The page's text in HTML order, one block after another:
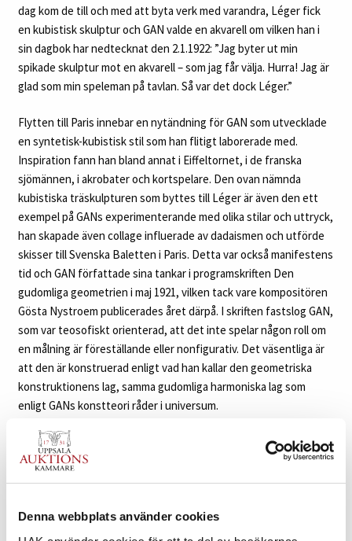
Denna webbplats använder cookies
dag kom de till och med att byta verk med varandra, Léger fick
en kubistisk skulptur och GAN valde en akvarell om vilken han i
sin dagbok har nedtecknat den 2.1.1922: ”Jag byter ut min
spikade skulptur mot en akvarell – som jag får välja. Hurra! Jag är
glad som min speleman på tavlan. Så var det dock Léger.”
Flytten till Paris innebar en nytändning för GAN som utvecklade
en syntetisk-kubistisk stil som han flitigt laborerade med.
Inspiration fann han bland annat i Eiffeltornet, i de franska
sjömännen, i akrobater och kortspelare. Den ovan nämnda
kubistiska träskulpturen som byttes till Léger är även den ett
exempel på GANs experimenterande med olika stilar och uttryck,
han skapade även collage influerade av dadaismen och utförde
skisser till Svenska Baletten i Paris. Detta var också manifestens
tid och GAN författade sina tankar i programskriften Den
gudomliga geometrien i maj 1921, vilken tack vare kompositören
Gösta Nystroem publicerades året därpå. I skriften fastslog GAN,
som var teosofiskt orienterad, att det inte spelar någon roll om
en målning är föreställande eller nonfigurativ. Det väsentliga är
att den är konstruerad enligt vad han kallar den geometriska
konstruktionens lag, samma gudomliga harmoniska lag som
enligt GANs konstteori råder i universum.
Stilmässigt rör sig GAN under de första åren i Paris i ett
gränsland mellan det figurativa och det nonfigurativa. Kubistiska
komponenter blandas med realistiska detaljer där motiven bryts
och dynamisk helhet. Auktionens komposition ”Marin Français”,
daterad i Paris 1922, är ett ypperligt exempel på hur GAN i